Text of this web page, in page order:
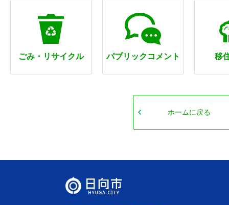
ごみ・リサイクル パブリックコメント 移
ホームに戻る